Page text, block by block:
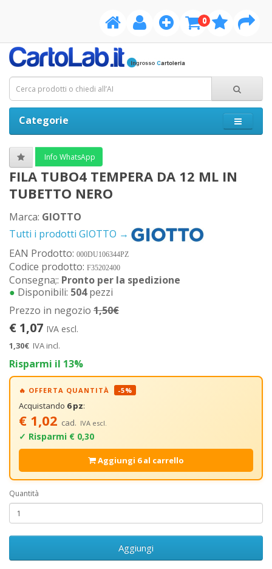
0
Categorie
Info WhatsApp
FILA TUBO4 TEMPERA DA 12 ML IN
TUBETTO NERO
Marca: GIOTTO
Tutti i prodotti GIOTTO →
EAN Prodotto: 000DU106344PZ
Codice prodotto: F35202400
Consegna;: Pronto per la spedizione
● Disponibili: 504pezzi
Prezzo in negozio 1,50€
€ 1,07 IVA escl.
1,30€ IVA incl.
Risparmi il 13%
🔥 OFFERTA QUANTITÀ -5%
Acquistando 6 pz:
€ 1,02 cad. IVA escl.
✓ Risparmi € 0,30
Aggiungi 6 al carrello
Quantità
Aggiungi